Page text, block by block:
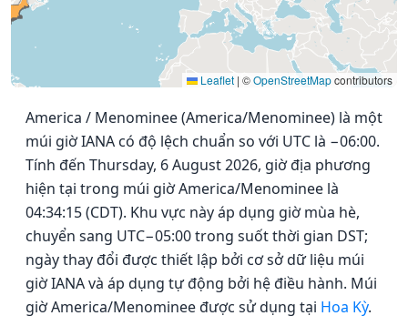
Leaflet | ©OpenStreetMapcontributors
America / Menominee (America/Menominee) là một
múi giờ IANA có độ lệch chuẩn so với UTC là −06:00.
Tính đến Thursday, 6 August 2026, giờ địa phương
hiện tại trong múi giờ America/Menominee là
04:34:15 (CDT). Khu vực này áp dụng giờ mùa hè,
chuyển sang UTC−05:00 trong suốt thời gian DST;
ngày thay đổi được thiết lập bởi cơ sở dữ liệu múi
giờ IANA và áp dụng tự động bởi hệ điều hành. Múi
giờ America/Menominee được sử dụng tại Hoa Kỳ.